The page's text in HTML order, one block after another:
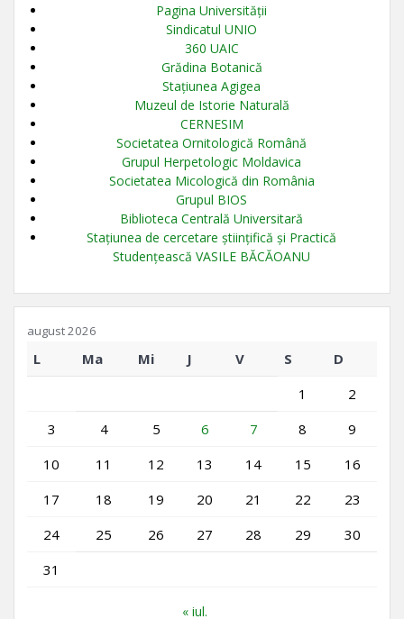
Pagina Universității
Sindicatul UNIO
360 UAIC
Grădina Botanică
Stațiunea Agigea
Muzeul de Istorie Naturală
CERNESIM
Societatea Ornitologică Română
Grupul Herpetologic Moldavica
Societatea Micologică din România
Grupul BIOS
Biblioteca Centrală Universitară
Stațiunea de cercetare științifică și Practică
Studențească VASILE BĂCĂOANU
august 2026
L Ma Mi J V S
D
1
2
3
4 5 6 7 8
9
10
11 12 13 14 15
16
17
18 19 20 21 22
23
24
25 26 27 28 29
30
31
« iul.